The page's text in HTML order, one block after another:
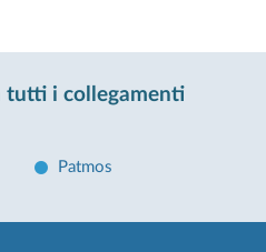
tutti i collegamenti
Patmos